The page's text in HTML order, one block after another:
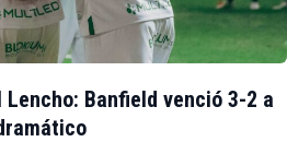
Banfield venció 3-2 a